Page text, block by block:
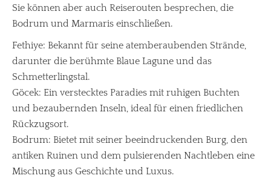
Sie können aber auch Reiserouten besprechen, die
Bodrum und Marmaris einschließen.
Fethiye: Bekannt für seine atemberaubenden Strände,
darunter die berühmte Blaue Lagune und das
Schmetterlingstal.
Göcek: Ein verstecktes Paradies mit ruhigen Buchten
und bezaubernden Inseln, ideal für einen friedlichen
Rückzugsort.
Bodrum: Bietet mit seiner beeindruckenden Burg, den
antiken Ruinen und dem pulsierenden Nachtleben eine
Mischung aus Geschichte und Luxus.